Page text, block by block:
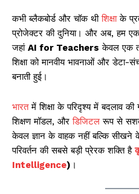
कभी ब्लैकबोर्ड और चॉक थीशिक्षाके
प्रोजेक्टर की दुनिया। और अब, हम
जहां AI for Teachers केवल एक
शिक्षा को मानवीय भावनाओं और डेटा-
बनाती हुई।
भारतमें शिक्षा के परिदृश्य में बदलाव
शिक्षण मॉडल, औरडिजिटल रूप से
केवल ज्ञान के वाहक नहीं बल्कि सीखने
परिवर्तन की सबसे बड़ी प्रेरक शक्ति है
Intelligence) ।